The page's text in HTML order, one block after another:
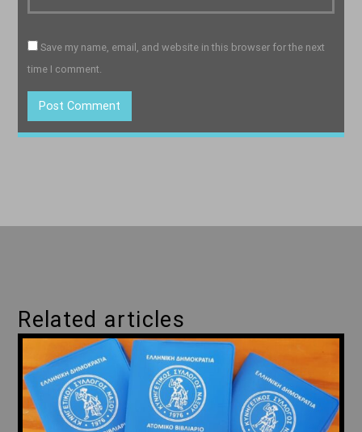
Save my name, email, and website in this browser for the next
time I comment.
Related articles